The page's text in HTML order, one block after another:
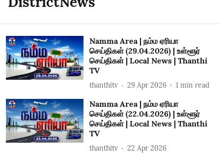
Namma Area | நம்ம ஏரியா
செய்திகள் (29.04.2026) | உள்ளூர்
செய்திகள் | Local News | Thanthi
TV
thanthitv 29 Apr 2026 1 min read
Namma Area | நம்ம ஏரியா
செய்திகள் (22.04.2026) | உள்ளூர்
செய்திகள் | Local News | Thanthi
TV
thanthitv 22 Apr 2026